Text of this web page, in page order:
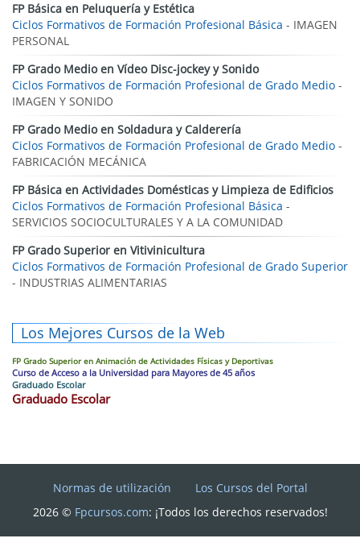
FP Básica en Peluquería y Estética
Ciclos Formativos de Formación Profesional Básica - IMAGEN
PERSONAL
FP Grado Medio en Vídeo Disc-jockey y Sonido
Ciclos Formativos de Formación Profesional de Grado Medio -
IMAGEN Y SONIDO
FP Grado Medio en Soldadura y Calderería
Ciclos Formativos de Formación Profesional de Grado Medio -
FABRICACIÓN MECÁNICA
FP Básica en Actividades Domésticas y Limpieza de Edificios
Ciclos Formativos de Formación Profesional Básica -
SERVICIOS SOCIOCULTURALES Y A LA COMUNIDAD
FP Grado Superior en Vitivinicultura
Ciclos Formativos de Formación Profesional de Grado Superior
- INDUSTRIAS ALIMENTARIAS
Los Mejores Cursos de la Web
FP Grado Superior en Animación de Actividades Físicas y Deportivas
Curso de Acceso a la Universidad para Mayores de 45 años
Graduado Escolar
Graduado Escolar
Normas de utilización
Los Cursos del Portal
2026 © Fpcursos.com: ¡Todos los derechos reservados!